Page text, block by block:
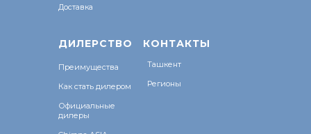
Доставка
ДИЛЕРСТВО
Преимущества
Как стать дилером
Официальные
дилеры
КОНТАКТЫ
Ташкент
Регионы